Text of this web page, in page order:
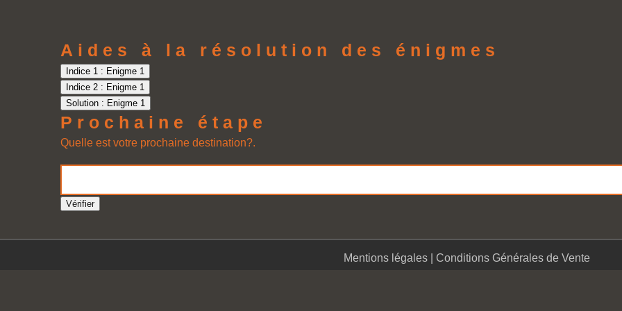
Aides à la résolution des énigmes
Indice 1 : Enigme 1
Indice 2 : Enigme 1
Solution : Enigme 1
Prochaine étape
Quelle est votre prochaine destination?.
Mentions légales| Conditions Générales de Vente